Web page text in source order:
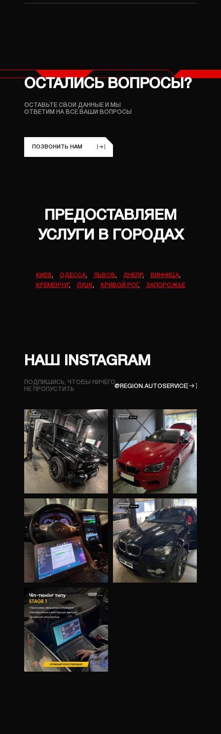
ОСТАЛИСЬ ВОПРОСЫ?
ОСТАВЬТЕ СВОИ ДАННЫЕ И МЫ
ОТВЕТИМ НА ВСЕ ВАШИ ВОПРОСЫ
ПОЗВОНИТЬ НАМ
ПРЕДОСТАВЛЯЕМ
УСЛУГИ В ГОРОДАХ
КИЕВ, ОДЕССА, ЛЬВОВ, ДНЕПР, ВИННИЦА,
КРЕМЕНЧУГ, ЛУЦК, КРИВОЙ РОГ, ЗАПОРОЖЬЕ
НАШ INSTAGRAM
ПОДПИШИСЬ, ЧТОБЫ НИЧЕГО
НЕ ПРОПУСТИТЬ
@REGION.AUTOSERVICE